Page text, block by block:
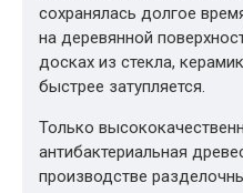
сохранялась долгое
на деревянной
досках из стекла,
быстрее затупляется.
Только
антибактериальная
производстве